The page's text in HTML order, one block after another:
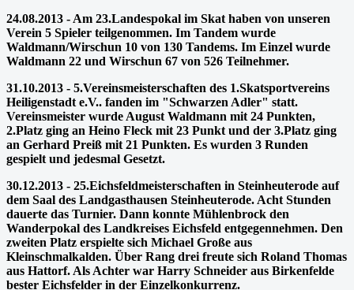
24.08.2013 - Am 23.Landespokal im Skat haben von unseren
Verein 5 Spieler teilgenommen. Im Tandem wurde
Waldmann/Wirschun 10 von 130 Tandems. Im Einzel wurde
Waldmann 22 und Wirschun 67 von 526 Teilnehmer.
31.10.2013 - 5.Vereinsmeisterschaften des 1.Skatsportvereins
Heiligenstadt e.V.. fanden im "Schwarzen Adler" statt.
Vereinsmeister wurde August Waldmann mit 24 Punkten,
2.Platz ging an Heino Fleck mit 23 Punkt und der 3.Platz ging
an Gerhard Preiß mit 21 Punkten. Es wurden 3 Runden
gespielt und jedesmal Gesetzt.
30.12.2013 - 25.Eichsfeldmeisterschaften in Steinheuterode auf
dem Saal des Landgasthausen Steinheuterode. Acht Stunden
dauerte das Turnier. Dann konnte Mühlenbrock den
Wanderpokal des Landkreises Eichsfeld entgegennehmen. Den
zweiten Platz erspielte sich Michael Große aus
Kleinschmalkalden. Über Rang drei freute sich Roland Thomas
aus Hattorf. Als Achter war Harry Schneider aus Birkenfelde
bester Eichsfelder in der Einzelkonkurrenz.